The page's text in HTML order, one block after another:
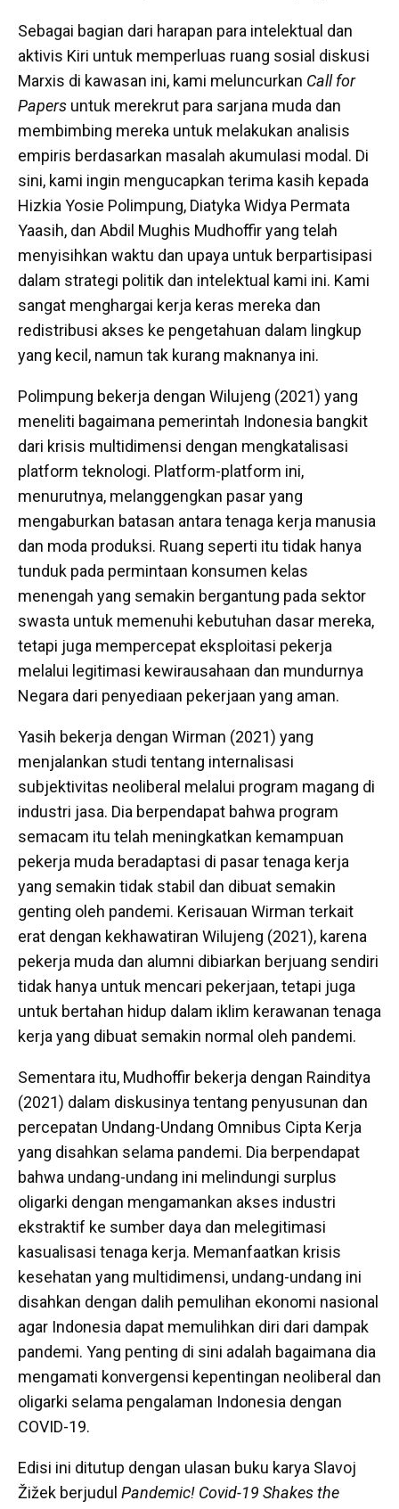
Sebagai bagian dari harapan para intelektual dan
aktivis Kiri untuk memperluas ruang sosial diskusi
Marxis di kawasan ini, kami meluncurkan Call for
Papers untuk merekrut para sarjana muda dan
membimbing mereka untuk melakukan analisis
empiris berdasarkan masalah akumulasi modal. Di
sini, kami ingin mengucapkan terima kasih kepada
Hizkia Yosie Polimpung, Diatyka Widya Permata
Yaasih, dan Abdil Mughis Mudhoffir yang telah
menyisihkan waktu dan upaya untuk berpartisipasi
dalam strategi politik dan intelektual kami ini. Kami
sangat menghargai kerja keras mereka dan
redistribusi akses ke pengetahuan dalam lingkup
yang kecil, namun tak kurang maknanya ini.
Polimpung bekerja dengan Wilujeng (2021) yang
meneliti bagaimana pemerintah Indonesia bangkit
dari krisis multidimensi dengan mengkatalisasi
platform teknologi. Platform-platform ini,
menurutnya, melanggengkan pasar yang
mengaburkan batasan antara tenaga kerja manusia
dan moda produksi. Ruang seperti itu tidak hanya
tunduk pada permintaan konsumen kelas
menengah yang semakin bergantung pada sektor
swasta untuk memenuhi kebutuhan dasar mereka,
tetapi juga mempercepat eksploitasi pekerja
melalui legitimasi kewirausahaan dan mundurnya
Negara dari penyediaan pekerjaan yang aman.
Yasih bekerja dengan Wirman (2021) yang
menjalankan studi tentang internalisasi
subjektivitas neoliberal melalui program magang di
industri jasa. Dia berpendapat bahwa program
semacam itu telah meningkatkan kemampuan
pekerja muda beradaptasi di pasar tenaga kerja
yang semakin tidak stabil dan dibuat semakin
genting oleh pandemi. Kerisauan Wirman terkait
erat dengan kekhawatiran Wilujeng (2021), karena
pekerja muda dan alumni dibiarkan berjuang sendiri
tidak hanya untuk mencari pekerjaan, tetapi juga
untuk bertahan hidup dalam iklim kerawanan tenaga
kerja yang dibuat semakin normal oleh pandemi.
Sementara itu, Mudhoffir bekerja dengan Rainditya
(2021) dalam diskusinya tentang penyusunan dan
percepatan Undang-Undang Omnibus Cipta Kerja
yang disahkan selama pandemi. Dia berpendapat
bahwa undang-undang ini melindungi surplus
oligarki dengan mengamankan akses industri
ekstraktif ke sumber daya dan melegitimasi
kasualisasi tenaga kerja. Memanfaatkan krisis
kesehatan yang multidimensi, undang-undang ini
disahkan dengan dalih pemulihan ekonomi nasional
agar Indonesia dapat memulihkan diri dari dampak
pandemi. Yang penting di sini adalah bagaimana dia
mengamati konvergensi kepentingan neoliberal dan
oligarki selama pengalaman Indonesia dengan
COVID-19.
Edisi ini ditutup dengan ulasan buku karya Slavoj
Žižek berjudul Pandemic! Covid-19 Shakes the